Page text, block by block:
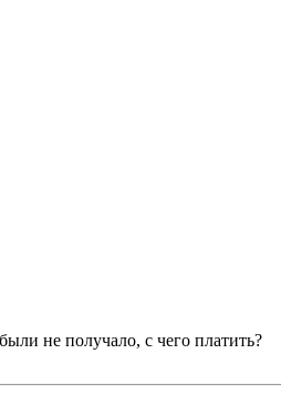
не получало, с чего платить?